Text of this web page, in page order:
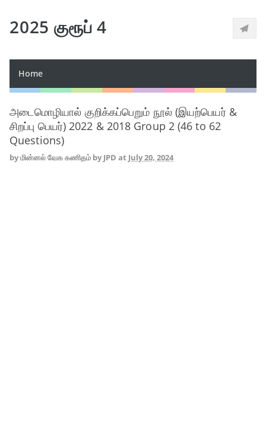
2025 குரூப் 4
Home
அடைமொழியால் குறிக்கப்பெறும் நூல் (இயற்பெயர் &
சிறப்பு பெயர்) 2022 & 2018 Group 2 (46 to 62
Questions)
byமின்னல் வேக கணிதம் by JPD at July 20, 2024